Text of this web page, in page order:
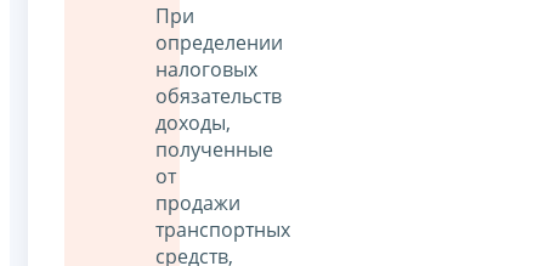
При
определении
налоговых
обязательств
доходы,
полученные
от
продажи
транспортных
средств,